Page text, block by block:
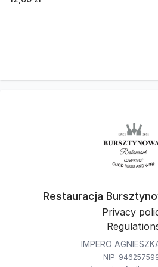
Restauracja
Privacy
IMPERO
NIP: